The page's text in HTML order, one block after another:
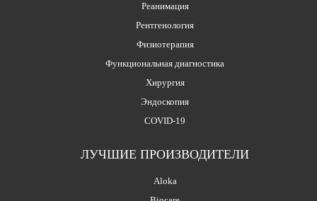
Реанимация
Рентгенология
Физиотерапия
Функциональная диагностика
Хирургия
Эндоскопия
COVID-19
ЛУЧШИЕ ПРОИЗВОДИТЕЛИ
Aloka